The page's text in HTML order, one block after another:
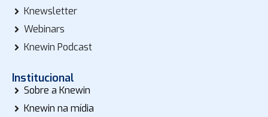
Knewsletter
Webinars
Knewin Podcast
Institucional
Sobre a Knewin
Knewin na mídia